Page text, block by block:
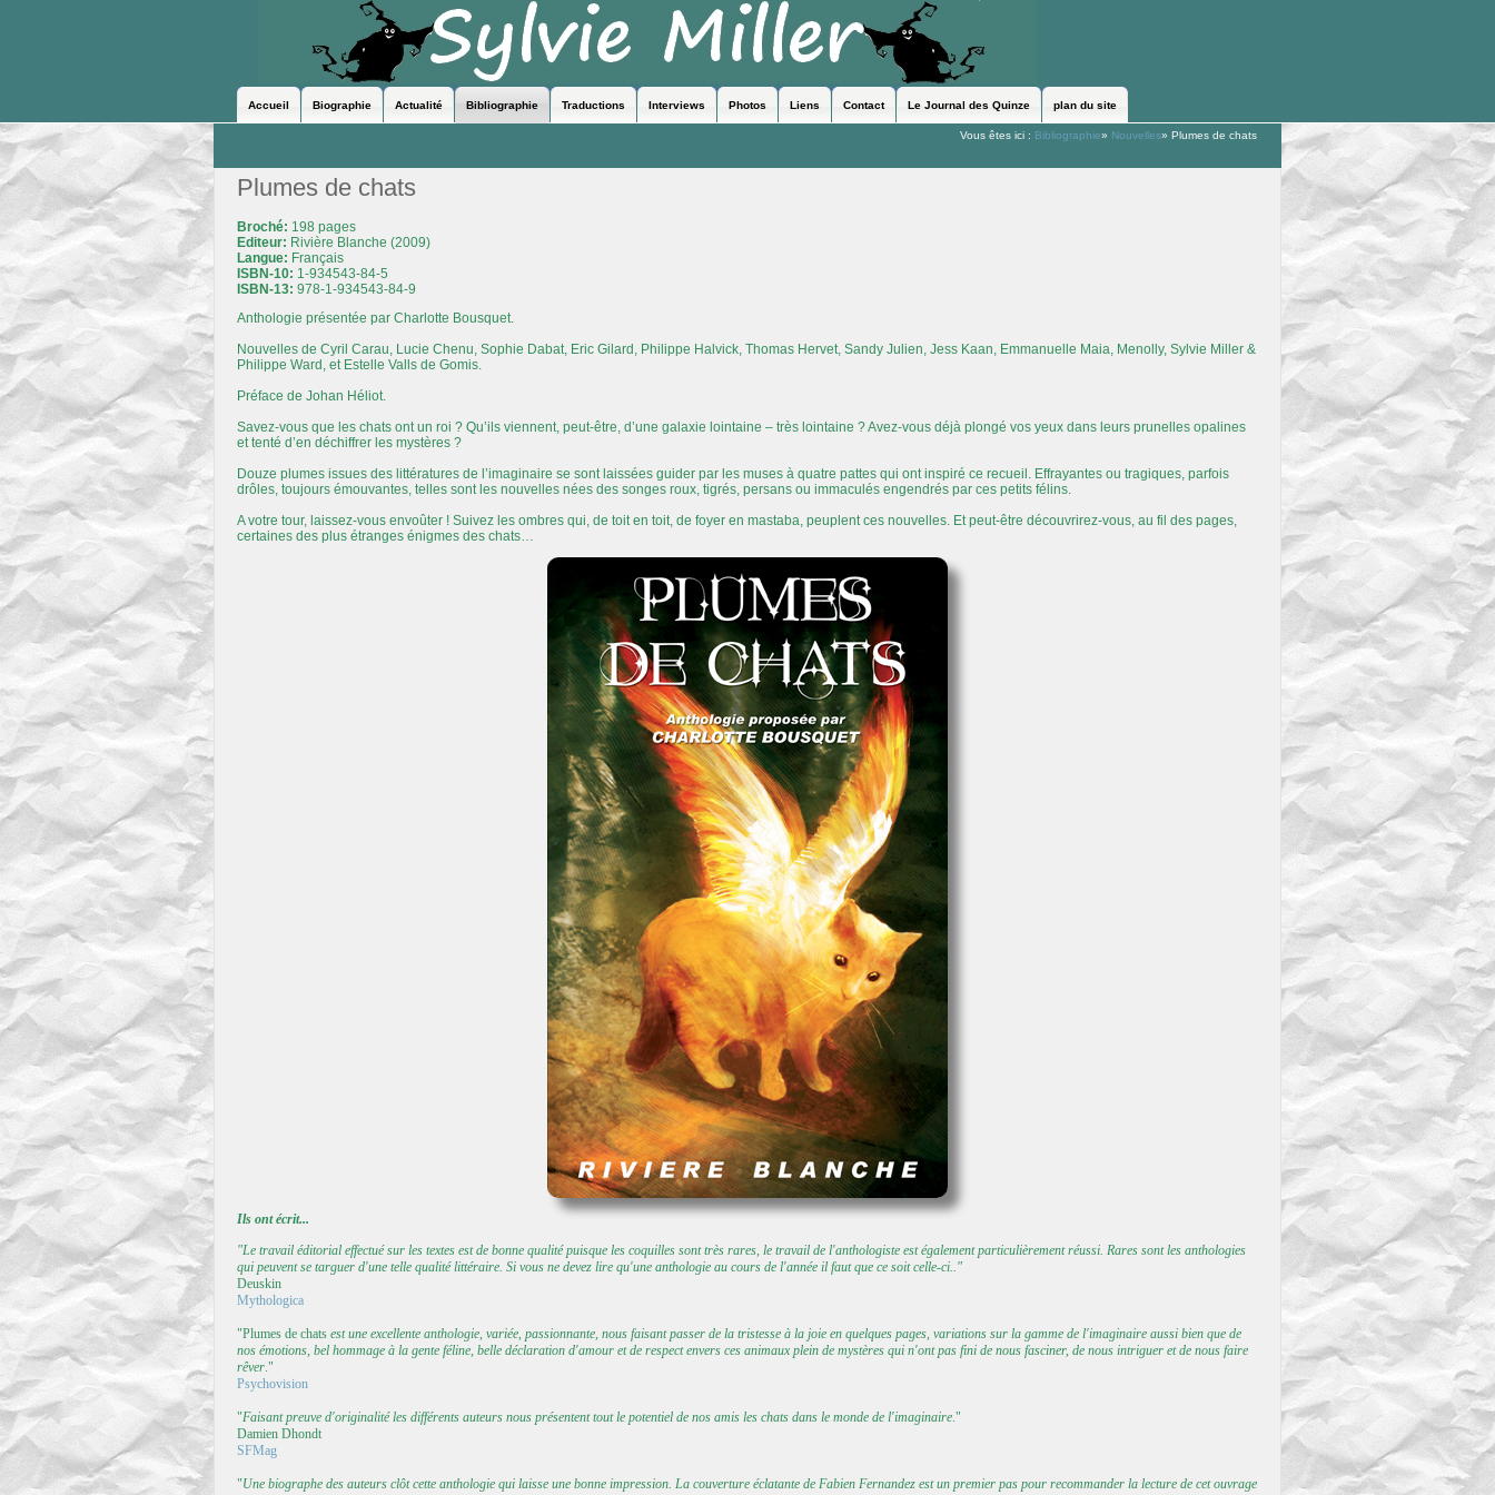
Accueil Biographie Actualité Bibliographie Traductions Interviews Photos Liens Contact Le Journal des Quinze plan du site
Vous êtes ici : Bibliographie» Nouvelles»Plumes de chats
Plumes de chats
Broché: 198 pages
Editeur: Rivière Blanche (2009)
Langue: Français
ISBN-10: 1-934543-84-5
ISBN-13: 978-1-934543-84-9
Anthologie présentée par Charlotte Bousquet.
Nouvelles de Cyril Carau, Lucie Chenu, Sophie Dabat, Eric Gilard, Philippe Halvick, Thomas Hervet, Sandy Julien, Jess Kaan, Emmanuelle Maia, Menolly, Sylvie Miller &
Philippe Ward, et Estelle Valls de Gomis.
Préface de Johan Héliot.
Savez-vous que les chats ont un roi ? Qu’ils viennent, peut-être, d’une galaxie lointaine – très lointaine ? Avez-vous déjà plongé vos yeux dans leurs prunelles opalines
et tenté d’en déchiffrer les mystères ?
Douze plumes issues des littératures de l’imaginaire se sont laissées guider par les muses à quatre pattes qui ont inspiré ce recueil. Effrayantes ou tragiques, parfois
drôles, toujours émouvantes, telles sont les nouvelles nées des songes roux, tigrés, persans ou immaculés engendrés par ces petits félins.
A votre tour, laissez-vous envoûter ! Suivez les ombres qui, de toit en toit, de foyer en mastaba, peuplent ces nouvelles. Et peut-être découvrirez-vous, au fil des pages,
certaines des plus étranges énigmes des chats…
Ils ont écrit...
"Le travail éditorial effectué sur les textes est de bonne qualité puisque les coquilles sont très rares, le travail de l'anthologiste est également particulièrement réussi. Rares sont les anthologies
qui peuvent se targuer d'une telle qualité littéraire. Si vous ne devez lire qu'une anthologie au cours de l'année il faut que ce soit celle-ci.."
Deuskin
Mythologica
"Plumes de chats est une excellente anthologie, variée, passionnante, nous faisant passer de la tristesse à la joie en quelques pages, variations sur la gamme de l'imaginaire aussi bien que de
nos émotions, bel hommage à la gente féline, belle déclaration d'amour et de respect envers ces animaux plein de mystères qui n'ont pas fini de nous fasciner, de nous intriguer et de nous faire
rêver ."
Psychovision
"Faisant preuve d'originalité les différents auteurs nous présentent tout le potentiel de nos amis les chats dans le monde de l'imaginaire ."
Damien Dhondt
SFMag
"Une biographe des auteurs clôt cette anthologie qui laisse une bonne impression. La couverture éclatante de Fabien Fernandez est un premier pas pour recommander la lecture de cet ouvrage